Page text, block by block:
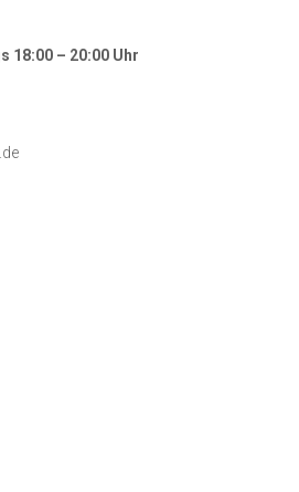
18:00 – 20:00 Uhr